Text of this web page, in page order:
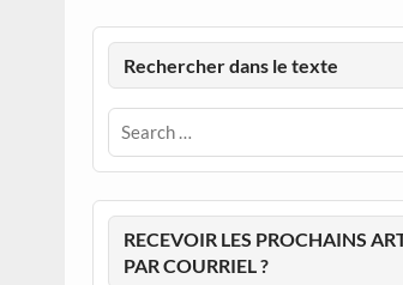
Rechercher dans le texte
RECEVOIR LES PROCHAINS
PAR COURRIEL ?